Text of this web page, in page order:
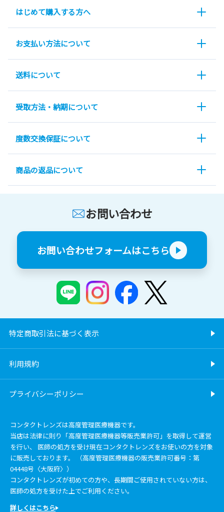
はじめて購入する方へ
お支払い方法について
送料について
受取方法・納期について
度数交換保証について
商品の返品について
お問い合わせ
お問い合わせフォームはこちら
特定商取引法に基づく表示
利用規約
プライバシーポリシー
コンタクトレンズは高度管理医療機器です。
当店は法律に則り「高度管理医療機器等販売業許可」を取得して運営
を行い、 医師の処方を受け現在コンタクトレンズをお使いの方を対象
に販売しております。 （高度管理医療機器の販売業許可番号：第
04448号〈大阪府〉）
コンタクトレンズが初めての方や、長期間ご使用されていない方は、
医師の処方を受けた上でご利用ください。
詳しくはこちら